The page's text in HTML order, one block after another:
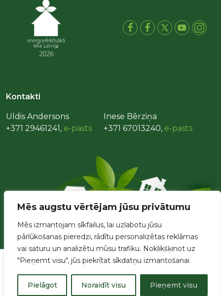
Mēs augstu vērtējam jūsu privātumu
Mēs izmantojam sīkfailus, lai uzlabotu jūsu
pārlūkošanas pieredzi, rādītu personalizētas reklāmas
vai saturu un analizētu mūsu trafiku. Noklikšķinot uz
"Pieņemt visu", jūs piekrītat sīkdatņu izmantošanai.
Pielāgot Noraidīt visu Pieņemt visu
Kontakti
Uldis Andersons
+371 29461241, e-pasts
Inese Bērziņa
+371 67013240, e-pasts